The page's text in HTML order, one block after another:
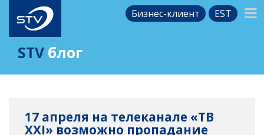
Бизнес-клиент EST
STV блог
17 апреля на телеканале «ТВ
XXI» возможно пропадание